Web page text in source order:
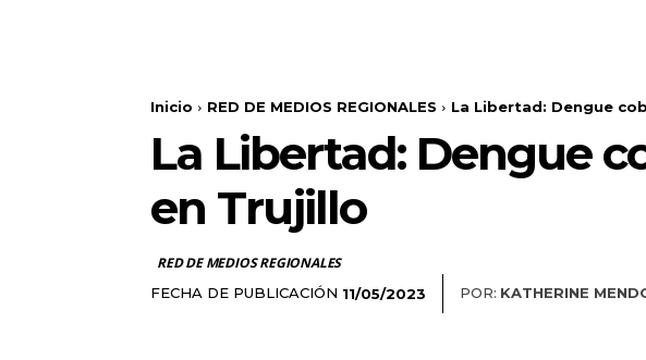
Inicio RED DE MEDIOS REGIONALES La Libertad: Dengue
La Libertad: Dengue
en Trujillo
RED DE MEDIOS REGIONALES
FECHA DE PUBLICACIÓN 11/05/2023 POR: KATHERINE